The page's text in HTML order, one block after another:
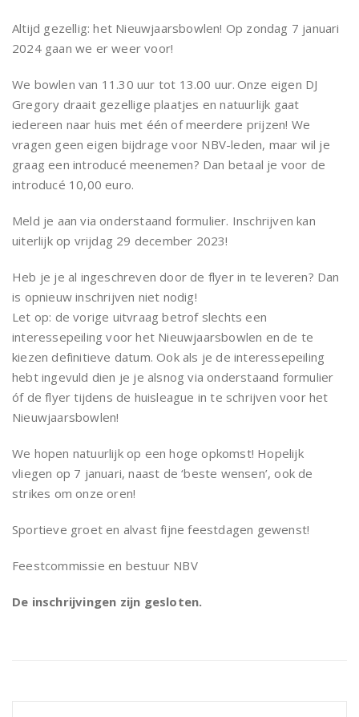
Altijd gezellig: het Nieuwjaarsbowlen! Op zondag 7 januari
2024 gaan we er weer voor!
We bowlen van 11.30 uur tot 13.00 uur. Onze eigen DJ
Gregory draait gezellige plaatjes en natuurlijk gaat
iedereen naar huis met één of meerdere prijzen! We
vragen geen eigen bijdrage voor NBV-leden, maar wil je
graag een introducé meenemen? Dan betaal je voor de
introducé 10,00 euro.
Meld je aan via onderstaand formulier. Inschrijven kan
uiterlijk op vrijdag 29 december 2023!
Heb je je al ingeschreven door de flyer in te leveren? Dan
is opnieuw inschrijven niet nodig!
Let op: de vorige uitvraag betrof slechts een
interessepeiling voor het Nieuwjaarsbowlen en de te
kiezen definitieve datum. Ook als je de interessepeiling
hebt ingevuld dien je je alsnog via onderstaand formulier
óf de flyer tijdens de huisleague in te schrijven voor het
Nieuwjaarsbowlen!
We hopen natuurlijk op een hoge opkomst! Hopelijk
vliegen op 7 januari, naast de ‘beste wensen’, ook de
strikes om onze oren!
Sportieve groet en alvast fijne feestdagen gewenst!
Feestcommissie en bestuur NBV
De inschrijvingen zijn gesloten.